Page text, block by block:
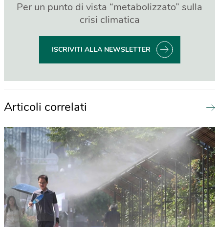
Per un punto di vista “metabolizzato” sulla
crisi climatica
ISCRIVITI ALLA NEWSLETTER
Articoli correlati